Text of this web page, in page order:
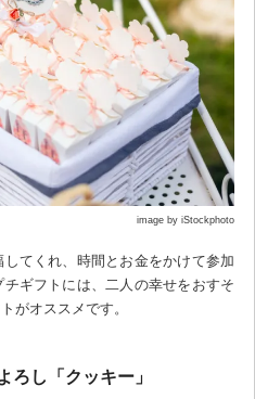
image by iStockphoto
てくれ、時間とお金をかけて参加
ギフトには、二人の幸せをおすそ
がオススメです。
ろし「クッキー」